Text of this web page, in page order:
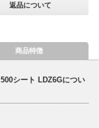
返品について
商品特徴
シート LDZ6Gについ